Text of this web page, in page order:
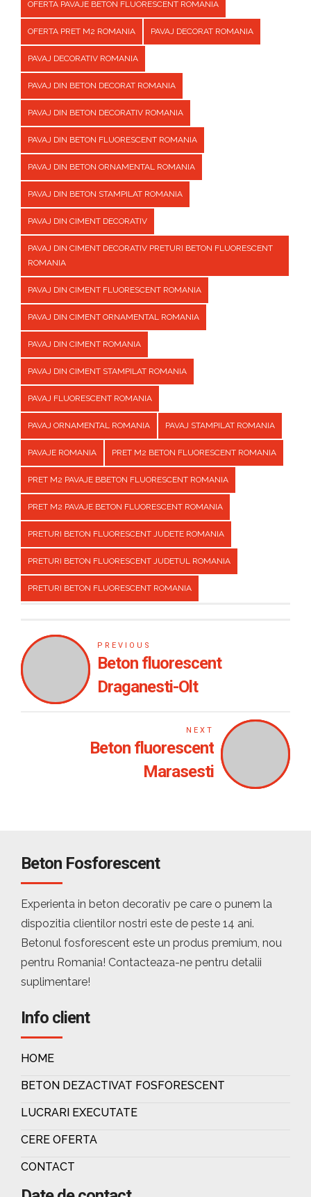
OFERTA PAVAJE BETON FLUORESCENT ROMANIA
OFERTA PRET M2 ROMANIA PAVAJ DECORAT ROMANIA
PAVAJ DECORATIV ROMANIA
PAVAJ DIN BETON DECORAT ROMANIA
PAVAJ DIN BETON DECORATIV ROMANIA
PAVAJ DIN BETON FLUORESCENT ROMANIA
PAVAJ DIN BETON ORNAMENTAL ROMANIA
PAVAJ DIN BETON STAMPILAT ROMANIA
PAVAJ DIN CIMENT DECORATIV
PAVAJ DIN CIMENT DECORATIV PRETURI BETON FLUORESCENT
ROMANIA
PAVAJ DIN CIMENT FLUORESCENT ROMANIA
PAVAJ DIN CIMENT ORNAMENTAL ROMANIA
PAVAJ DIN CIMENT ROMANIA
PAVAJ DIN CIMENT STAMPILAT ROMANIA
PAVAJ FLUORESCENT ROMANIA
PAVAJ ORNAMENTAL ROMANIA PAVAJ STAMPILAT ROMANIA
PAVAJE ROMANIA PRET M2 BETON FLUORESCENT ROMANIA
PRET M2 PAVAJE BBETON FLUORESCENT ROMANIA
PRET M2 PAVAJE BETON FLUORESCENT ROMANIA
PRETURI BETON FLUORESCENT JUDETE ROMANIA
PRETURI BETON FLUORESCENT JUDETUL ROMANIA
PRETURI BETON FLUORESCENT ROMANIA
PREVIOUS
Beton fluorescent
Draganesti-Olt
NEXT
Beton fluorescent
Marasesti
Beton Fosforescent
Experienta in beton decorativ pe care o punem la
dispozitia clientilor nostri este de peste 14 ani.
Betonul fosforescent este un produs premium, nou
pentru Romania! Contacteaza-ne pentru detalii
suplimentare!
Info client
HOME
BETON DEZACTIVAT FOSFORESCENT
LUCRARI EXECUTATE
CERE OFERTA
CONTACT